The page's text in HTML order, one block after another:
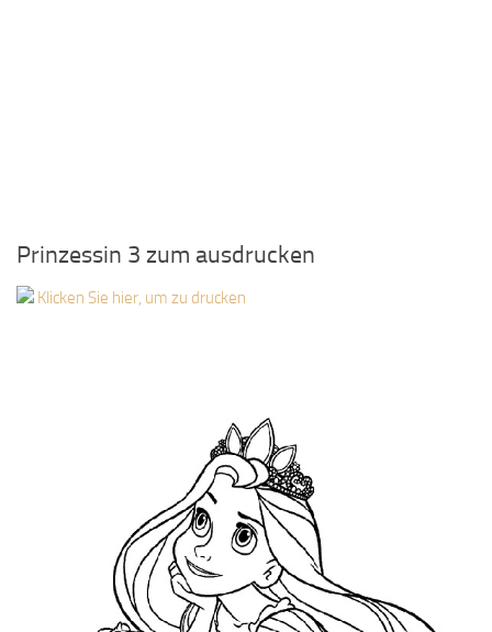
Prinzessin 3 zum ausdrucken
Klicken Sie hier, um zu drucken